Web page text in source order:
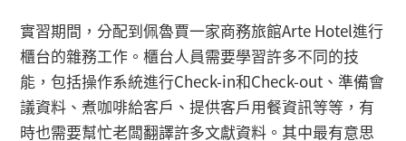
實習期間，分配到佩魯賈一家商務旅館Arte Hotel進行
櫃台的雜務工作。櫃台人員需要學習許多不同的技
能，包括操作系統進行Check-in和Check-out、準備會
議資料、煮咖啡給客戶、提供客戶用餐資訊等等，有
時也需要幫忙老闆翻譯許多文獻資料。其中最有意思